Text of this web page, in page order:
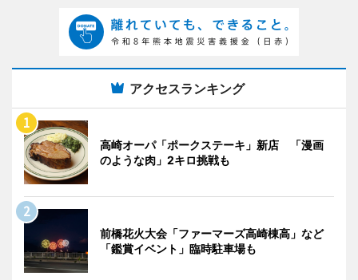
アクセスランキング
高崎オーパ「ポークステーキ」新店 「漫画
のような肉」2キロ挑戦も
前橋花火大会「ファーマーズ高崎棟高」など
「鑑賞イベント」臨時駐車場も